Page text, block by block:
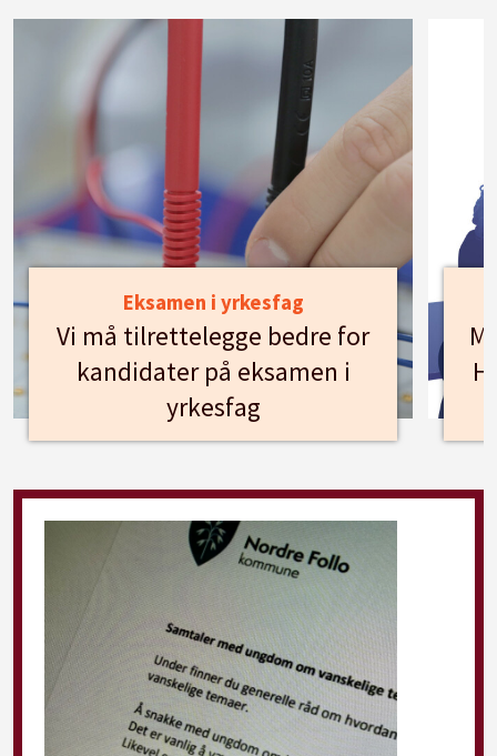
Eksamen i yrkesfag
Vi må tilrettelegge bedre for
kandidater på eksamen i
yrkesfag